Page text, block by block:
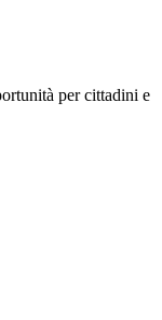
per cittadini e